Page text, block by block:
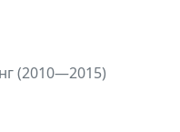
(2010—2015)